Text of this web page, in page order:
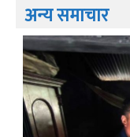
अन्य समाचार